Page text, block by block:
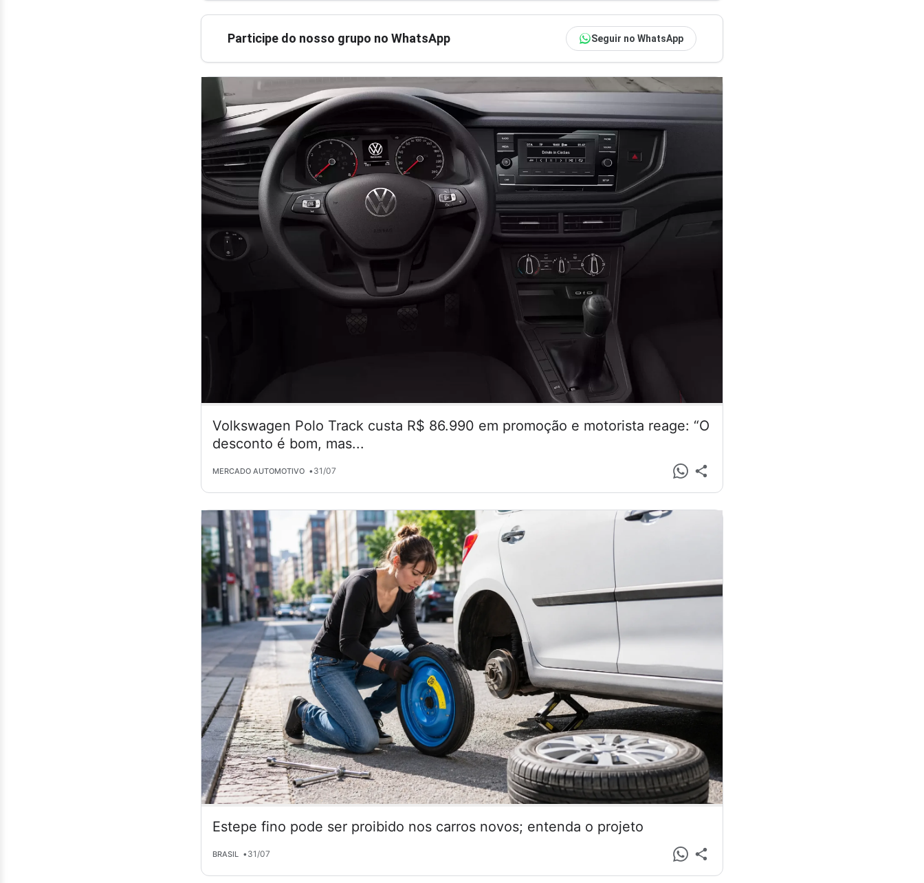
Participe do nosso grupo no WhatsApp Seguir no WhatsApp
Volkswagen Polo Track custa R$ 86.990 em promoção e motorista reage: “O
desconto é bom, mas...
MERCADO AUTOMOTIVO •31/07
Estepe fino pode ser proibido nos carros novos; entenda o projeto
BRASIL •31/07